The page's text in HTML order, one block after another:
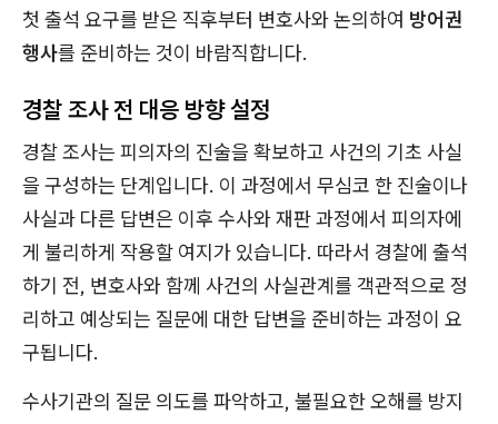
첫 출석 요구를 받은 직후부터 변호사와 논의하여 방어권
행사를 준비하는 것이 바람직합니다.
경찰 조사 전 대응 방향 설정
경찰 조사는 피의자의 진술을 확보하고 사건의 기초 사실
을 구성하는 단계입니다. 이 과정에서 무심코 한 진술이나
사실과 다른 답변은 이후 수사와 재판 과정에서 피의자에
게 불리하게 작용할 여지가 있습니다. 따라서 경찰에 출석
하기 전, 변호사와 함께 사건의 사실관계를 객관적으로 정
리하고 예상되는 질문에 대한 답변을 준비하는 과정이 요
구됩니다.
수사기관의 질문 의도를 파악하고, 불필요한 오해를 방지